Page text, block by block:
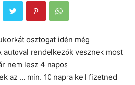
osztogat idén még
autóval rendelkezők vesznek most
nem lesz 4 napos
az … min. 10 napra kell fizetned,